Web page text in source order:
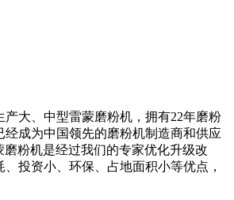
产大、中型雷蒙磨粉机，拥有22年磨粉
经成为中国领先的磨粉机制造商和供应
磨粉机是经过我们的专家优化升级改
投资小、环保、占地面积小等优点，